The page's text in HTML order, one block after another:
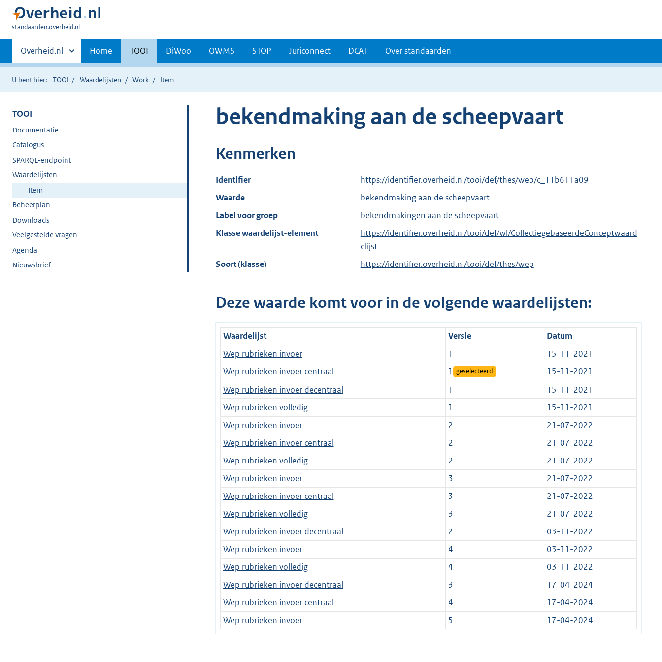
U
hier:
standaarden.overheid.nl
Primaire
navigatie
Andere
sites
binnen
Overheid.nl Home TOOI DiWoo OWMS STOP Juriconnect DCAT Over standaarden
U bent hier: TOOI Waardelijsten Work Item
TOOI
Documentatie
Catalogus
SPARQL-endpoint
Waardelijsten
Item
Beheerplan
Downloads
Veelgestelde vragen
Agenda
Nieuwsbrief
bekendmaking aan de scheepvaart
Kenmerken
Identifier
https://identifier.overheid.nl/tooi/def/thes/wep/c_11b611a09
Waarde
bekendmaking aan de scheepvaart
Label voor groep
bekendmakingen aan de scheepvaart
Klasse waardelijst-element
https://identifier.overheid.nl/tooi/def/wl/CollectiegebaseerdeConceptwaard
elijst
Soort (klasse)
https://identifier.overheid.nl/tooi/def/thes/wep
Deze waarde komt voor in de volgende waardelijsten:
Waardelijst Versie
Datum
Wep rubrieken invoer
1
15-11-2021
Wep rubrieken invoer centraal
1 geselecteerd
15-11-2021
Wep rubrieken invoer decentraal
1
15-11-2021
Wep rubrieken volledig
1
15-11-2021
Wep rubrieken invoer
2
21-07-2022
Wep rubrieken invoer centraal
2
21-07-2022
Wep rubrieken volledig
2
21-07-2022
Wep rubrieken invoer
3
21-07-2022
Wep rubrieken invoer centraal
3
21-07-2022
Wep rubrieken volledig
3
21-07-2022
Wep rubrieken invoer decentraal
2
03-11-2022
Wep rubrieken invoer
4
03-11-2022
Wep rubrieken volledig
4
03-11-2022
Wep rubrieken invoer decentraal
3
17-04-2024
Wep rubrieken invoer centraal
4
17-04-2024
Wep rubrieken invoer
5 17-04-2024